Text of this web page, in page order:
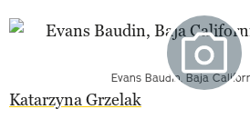
Evans Baudin, Baja
Katarzyna Grzelak